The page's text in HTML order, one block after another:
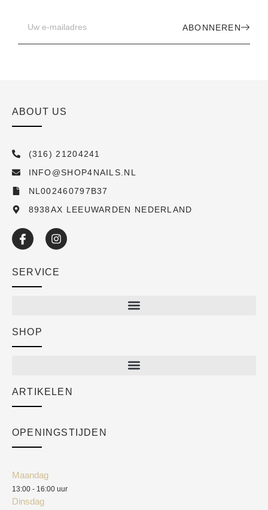
ABONNEREN
ABOUT US
(316) 21204241
INFO@SHOP4NAILS.NL
NL002460797B37
8938AX LEEUWARDEN NEDERLAND
SERVICE
Academy
SHOP
ARTIKELEN
OPENINGSTIJDEN
Maandag
13:00 - 16:00 uur
Dinsdag